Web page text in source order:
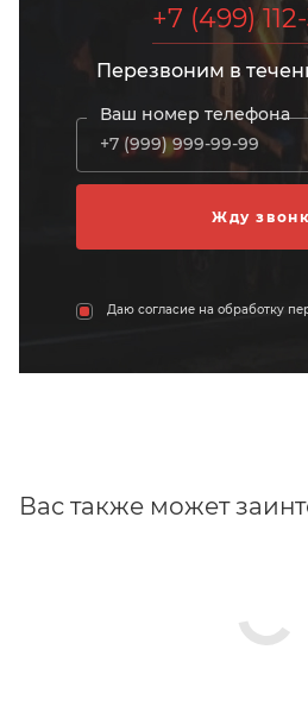
+7 (499)
Перезвоним в
Ваш номер телефона
Даю согласие на обработку
Вас также может